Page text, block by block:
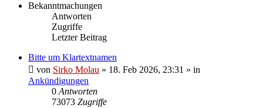
Bekanntmachungen
Antworten
Zugriffe
Letzter Beitrag
Bitte um Klartextnamen
von Sirko Molau » 18. Feb 2026, 23:31 » in
Ankündigungen
0 Antworten
73073 Zugriffe